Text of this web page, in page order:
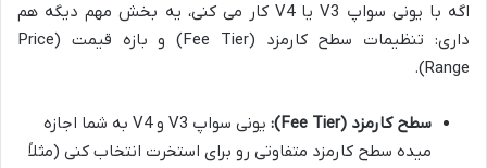
اگه با یونی سواپ V3 یا V4 کار می کنی، یه بخش مهم دیگه هم
داری: تنظیمات سطح کارمزد (Fee Tier) و بازه قیمت (Price
Range).
سطح کارمزد (Fee Tier):
یونی سواپ V3 و V4 به شما اجازه
میده سطح کارمزد متفاوتی رو برای استخرت انتخاب کنی (مثلاً